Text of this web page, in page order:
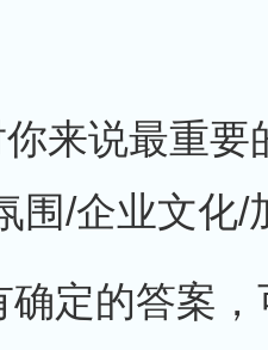
来说最重
围/企业文化/
确定的答案